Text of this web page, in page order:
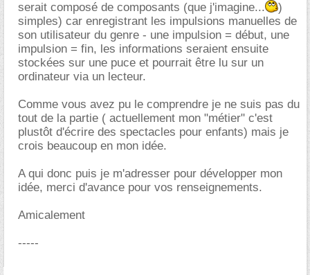
serait composé de composants (que j'imagine...
)
simples) car enregistrant les impulsions manuelles de
son utilisateur du genre - une impulsion = début, une
impulsion = fin, les informations seraient ensuite
stockées sur une puce et pourrait être lu sur un
ordinateur via un lecteur.
Comme vous avez pu le comprendre je ne suis pas du
tout de la partie ( actuellement mon "métier" c'est
plustôt d'écrire des spectacles pour enfants) mais je
crois beaucoup en mon idée.
A qui donc puis je m'adresser pour développer mon
idée, merci d'avance pour vos renseignements.
Amicalement
-----